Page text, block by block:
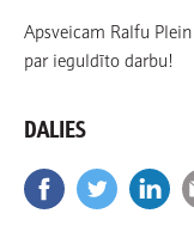
Apsveicam Ralfu
par ieguldīto darbu!
DALIES